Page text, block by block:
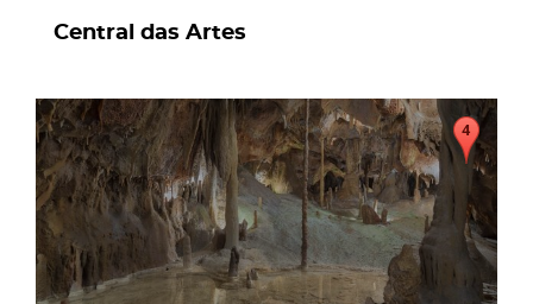
Central das Artes
page